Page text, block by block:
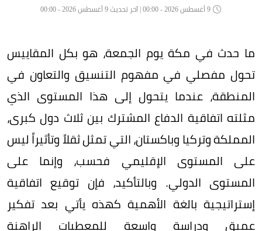
ما حدث في مكة يوم الجمعة، هو بكل المقاييس
تحول مفصلي في مفهوم التنسيق والتعاون في
المنطقة، عندما يتحول إلى هذا المستوى الذي
مثلته اتفاقية الدفاع المشترك بين ثلاث دول كبرى،
المملكة وتركيا وباكستان، التي تمثل ثقلاً وتأثيراً ليس
على المستوى الإقليمي فحسب، وإنما على
المستوى الدولي. وبالتأكيد، فإن توقيع اتفاقية
إستراتيجية بالغة الأهمية كهذه يأتي بعد تفكير
عميق ودراسة واسعة للمعطيات الراهنة